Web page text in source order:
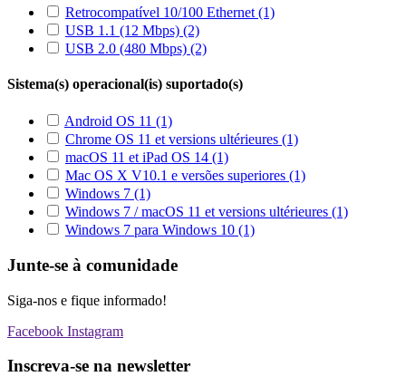
Retrocompatível 10/100 Ethernet (1)
USB 1.1 (12 Mbps) (2)
USB 2.0 (480 Mbps) (2)
Sistema(s) operacional(is) suportado(s)
Android OS 11 (1)
Chrome OS 11 et versions ultérieures (1)
macOS 11 et iPad OS 14 (1)
Mac OS X V10.1 e versões superiores (1)
Windows 7 (1)
Windows 7 / macOS 11 et versions ultérieures (1)
Windows 7 para Windows 10 (1)
Junte-se à comunidade
Siga-nos e fique informado!
Facebook Instagram
Inscreva-se na newsletter